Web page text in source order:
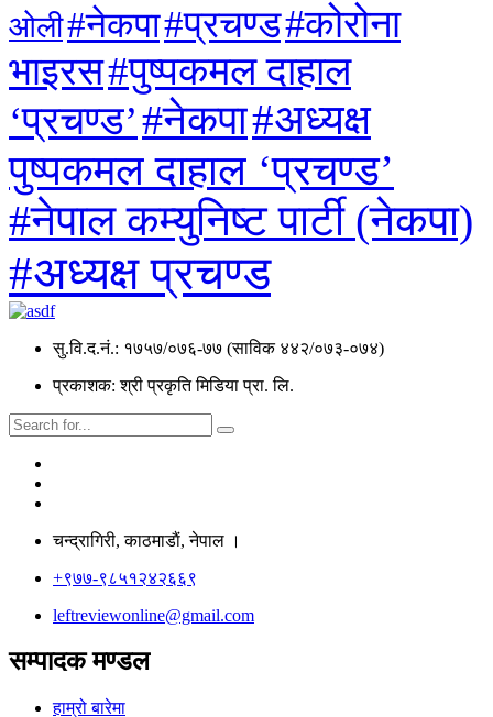
ओली#नेकपा#प्रचण्ड#कोरोना
भाइरस#पुष्पकमल दाहाल
‘प्रचण्ड’#नेकपा#अध्यक्ष
पुष्पकमल दाहाल ‘प्रचण्ड’
#नेपाल कम्युनिष्ट पार्टी (नेकपा)
#अध्यक्ष प्रचण्ड
सु.वि.द.नं.: १७५७/०७६-७७ (साविक ४४२/०७३-०७४)
प्रकाशक: श्री प्रकृति मिडिया प्रा. लि.
चन्द्रागिरी, काठमाडाैं, नेपाल ।
+९७७-९८५१२४२६६९
leftreviewonline@gmail.com
सम्पादक मण्डल
हाम्रो बारेमा